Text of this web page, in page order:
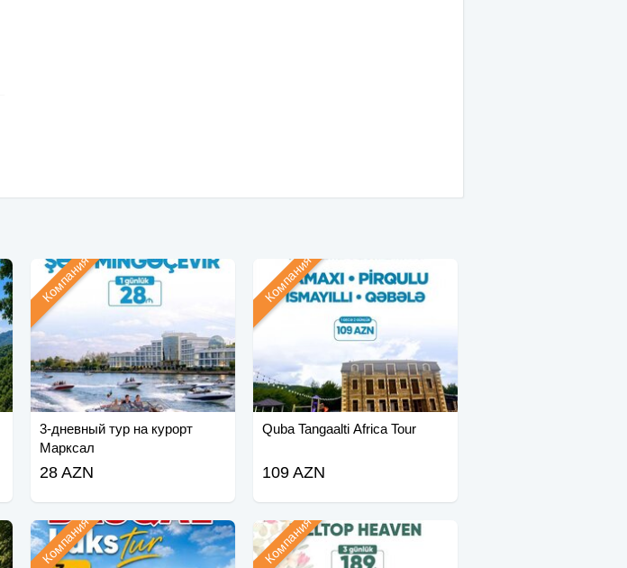
3-дневный тур на курорт
Марксал
Компания
28 AZN
Quba Tangaalti Africa Tour
Компания
109 AZN
Компания Компания